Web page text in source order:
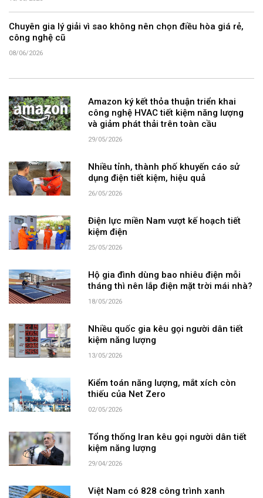
Chuyên gia lý giải vì sao không nên chọn điều hòa giá rẻ,
công nghệ cũ
08/06/2026
Amazon ký kết thỏa thuận triển khai
công nghệ HVAC tiết kiệm năng lượng
và giảm phát thải trên toàn cầu
29/05/2026
Nhiều tỉnh, thành phố khuyến cáo sử
dụng điện tiết kiệm, hiệu quả
26/05/2026
Điện lực miền Nam vượt kế hoạch tiết
kiệm điện
25/05/2026
Hộ gia đình dùng bao nhiêu điện mỗi
tháng thì nên lắp điện mặt trời mái nhà?
18/05/2026
Nhiều quốc gia kêu gọi người dân tiết
kiệm năng lượng
13/05/2026
Kiểm toán năng lượng, mắt xích còn
thiếu của Net Zero
02/05/2026
Tổng thống Iran kêu gọi người dân tiết
kiệm năng lượng
29/04/2026
Việt Nam có 828 công trình xanh